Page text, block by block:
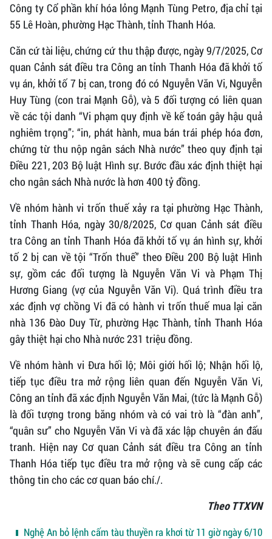
Công ty Cổ phần khí hóa lỏng Mạnh Tùng Petro, địa chỉ tại
55 Lê Hoàn, phường Hạc Thành, tỉnh Thanh Hóa.
Căn cứ tài liệu, chứng cứ thu thập được, ngày 9/7/2025, Cơ
quan Cảnh sát điều tra Công an tỉnh Thanh Hóa đã khởi tố
vụ án, khởi tố 7 bị can, trong đó có Nguyễn Văn Vi, Nguyễn
Huy Tùng (con trai Mạnh Gỗ), và 5 đối tượng có liên quan
về các tội danh “Vi phạm quy định về kế toán gây hậu quả
nghiêm trọng”; “in, phát hành, mua bán trái phép hóa đơn,
chứng từ thu nộp ngân sách Nhà nước” theo quy định tại
Điều 221, 203 Bộ luật Hình sự. Bước đầu xác định thiệt hại
cho ngân sách Nhà nước là hơn 400 tỷ đồng.
Về nhóm hành vi trốn thuế xảy ra tại phường Hạc Thành,
tỉnh Thanh Hóa, ngày 30/8/2025, Cơ quan Cảnh sát điều
tra Công an tỉnh Thanh Hóa đã khởi tố vụ án hình sự, khởi
tố 2 bị can về tội “Trốn thuế” theo Điều 200 Bộ luật Hình
sự, gồm các đối tượng là Nguyễn Văn Vi và Phạm Thị
Hương Giang (vợ của Nguyễn Văn Vi). Quá trình điều tra
xác định vợ chồng Vi đã có hành vi trốn thuế mua lại căn
nhà 136 Đào Duy Từ, phường Hạc Thành, tỉnh Thanh Hóa
gây thiệt hại cho Nhà nước 231 triệu đồng.
Về nhóm hành vi Đưa hối lộ; Môi giới hối lộ; Nhận hối lộ,
tiếp tục điều tra mở rộng liên quan đến Nguyễn Văn Vi,
Công an tỉnh đã xác định Nguyễn Văn Mai, (tức là Mạnh Gỗ)
là đối tượng trong băng nhóm và có vai trò là “đàn anh”,
“quân sư” cho Nguyễn Văn Vi và đã xác lập chuyên án đấu
tranh. Hiện nay Cơ quan Cảnh sát điều tra Công an tỉnh
Thanh Hóa tiếp tục điều tra mở rộng và sẽ cung cấp các
thông tin cho các cơ quan báo chí./.
Theo TTXVN
Nghệ An bỏ lệnh cấm tàu thuyền ra khơi từ 11 giờ ngày 6/10